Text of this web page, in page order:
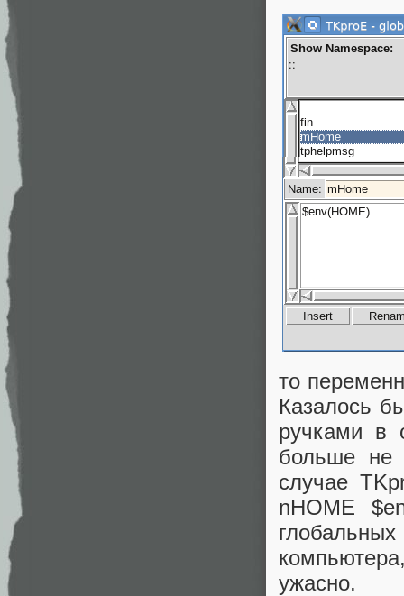
то
Казалось
ручками в
больше не
случае
nHOME
ужасно.